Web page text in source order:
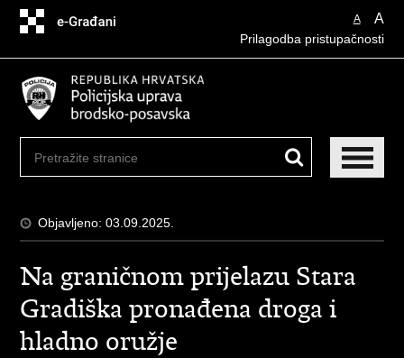
sadržaj
A A
Prilagodba pristupačnosti
Objavljeno: 03.09.2025.
Na graničnom prijelazu Stara
Gradiška pronađena droga i
hladno oružje